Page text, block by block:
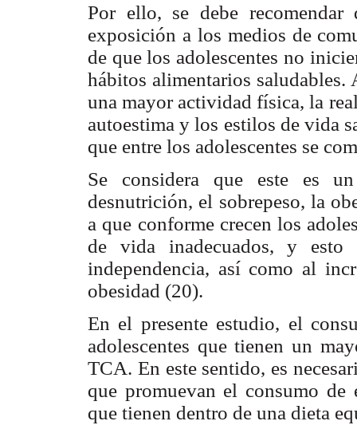
Por ello, se debe
exposición a los medios de
de que los adolescentes no
hábitos alimentarios
una mayor actividad física, la
autoestima y los estilos de vida
que entre los adolescentes se
Se considera que este es
desnutrición, el sobrepeso, la
a que conforme crecen los
de vida inadecuados, y
independencia, así como al
obesidad (20).
En el presente estudio, el
adolescentes que tienen un
TCA. En este sentido, es
que promuevan el consumo
que tienen dentro de una dieta